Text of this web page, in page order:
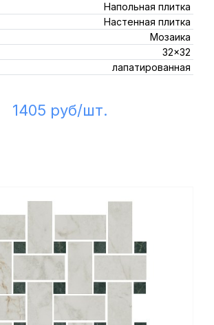
Напольная плитка
Настенная плитка
Мозаика
32x32
лапатированная
1405 руб/шт.